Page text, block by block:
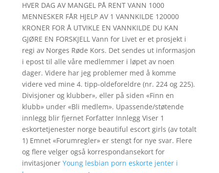
HVER DAG AV MANGEL PÅ RENT VANN 1000
MENNESKER FÅR HJELP AV 1 VANNKILDE 120000
KRONER FOR Å UTVIKLE EN VANNKILDE DU KAN
GJØRE EN FORSKJELL Vann for Livet er et prosjekt i
regi av Norges Røde Kors. Det sendes ut informasjon
i epost til alle våre medlemmer i løpet av noen
dager. Videre har jeg problemer med å komme
videre ved mine 4. tipp-oldeforeldre (nr. 224 og 225).
Divisjoner og klubber», eller på siden «Finn en
klubb» under «Bli medlem». Upassende/støtende
innlegg blir fjernet Forfatter Innlegg Viser 1
eskortetjenester norge beautiful escort girls (av totalt
1) Emnet «Forumregler» er stengt for nye svar. Flere
og flere velger også korrespondansekort for
invitasjoner Young lesbian porn eskorte jenter i